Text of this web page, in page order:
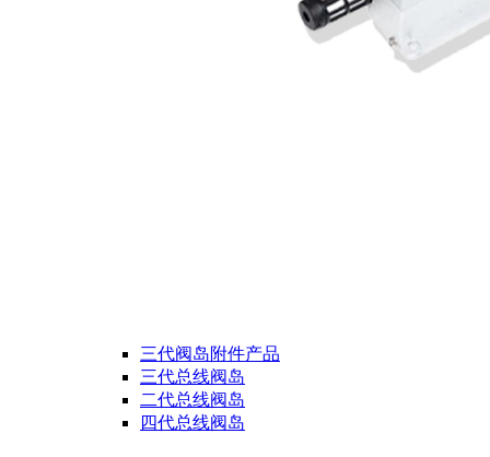
三代阀岛附件产品
三代总线阀岛
二代总线阀岛
四代总线阀岛